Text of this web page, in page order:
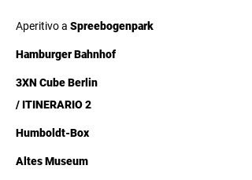
Aperitivo a Spreebogenpark
Hamburger Bahnhof
3XN Cube Berlin
/ ITINERARIO 2
Humboldt-Box
Altes Museum